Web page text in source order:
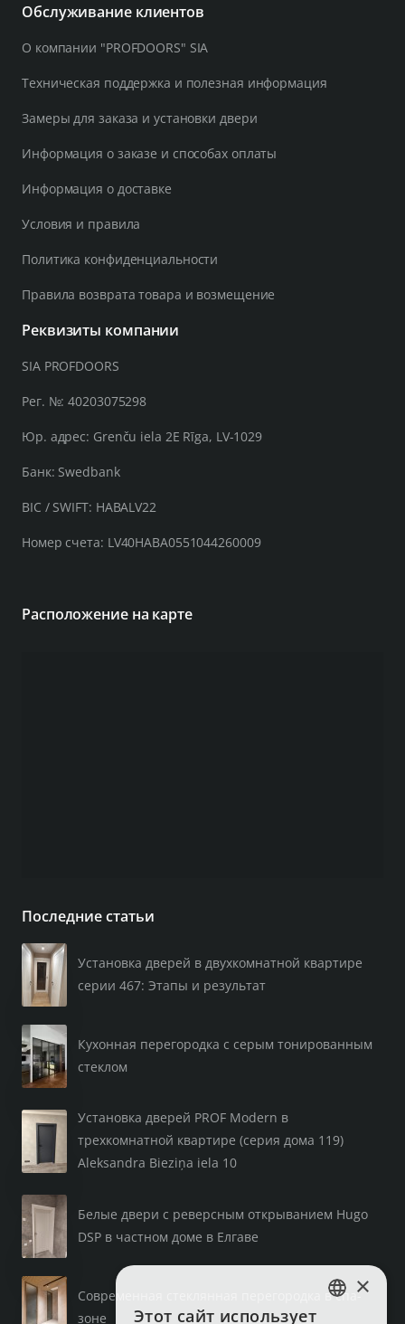
Обслуживание клиентов
О компании "PROFDOORS" SIA
Техническая поддержка и полезная информация
Замеры для заказа и установки двери
Информация о заказе и способах оплаты
Информация о доставке
Условия и правила
Политика конфиденциальности
Правила возврата товара и возмещение
Реквизиты компании
SIA PROFDOORS
Рег. №: 40203075298
Юр. адрес: Grenču iela 2E Rīga, LV-1029
Банк: Swedbank
BIC / SWIFT: HABALV22
Номер счета: LV40HABA0551044260009
Расположение на карте
Последние статьи
Установка дверей в двухкомнатной квартире
серии 467: Этапы и результат
Кухонная перегородка с серым тонированным
стеклом
Установка дверей PROF Modern в
трехкомнатной квартире (серия дома 119)
Aleksandra Bieziņa iela 10
Белые двери с реверсным открыванием Hugo
DSP в частном доме в Елгаве
Современная стеклянная перегородка в спа-
зоне
×
Этот сайт использует